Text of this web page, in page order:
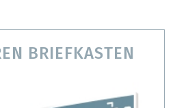
BRIEFKASTEN